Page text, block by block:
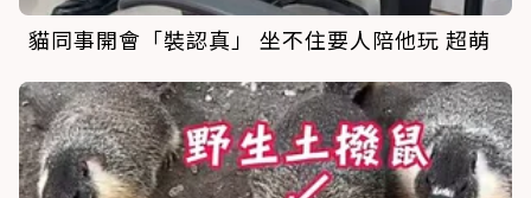
貓同事開會「裝認真」 坐不住要人陪他玩 超萌